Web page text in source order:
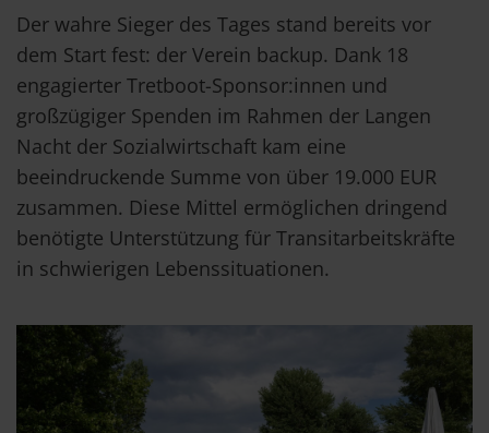
Der wahre Sieger des Tages stand bereits vor
dem Start fest: der Verein backup. Dank 18
engagierter Tretboot-Sponsor:innen und
großzügiger Spenden im Rahmen der Langen
Nacht der Sozialwirtschaft kam eine
beeindruckende Summe von über 19.000 EUR
zusammen. Diese Mittel ermöglichen dringend
benötigte Unterstützung für Transitarbeitskräfte
in schwierigen Lebenssituationen.